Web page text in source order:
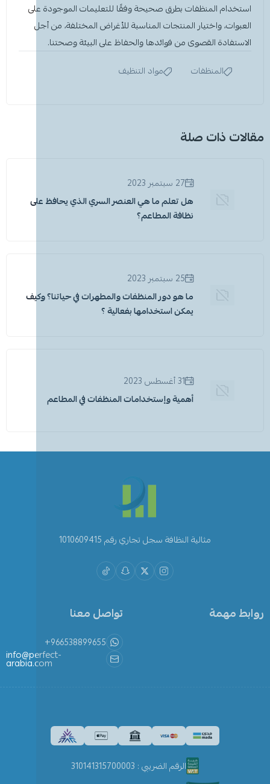
استخدام المنظفات بطرق صحيحة وفقًا للتعليمات الموجودة على
العبوات، واختيار المنتجات المناسبة للأغراض المختلفة، من أجل
الاستفادة القصوى من فوائدها والحفاظ على البيئة وصحتنا.
المنظفات
مواد التنظيف
مقالات ذات صلة
27 سبتمبر 2023
هل تعلم ما هي العنصر السري الذي يحافظ على
نظافة المطاعم؟
25 سبتمبر 2023
ما هو دور المنظفات والمطهرات في حياتنا؟ وكيف
يمكن استخدامها بفعالية ؟
31 أغسطس 2023
أهمية وإستخدامات المنظفات في المطاعم
مثالية النظافة سجل تجاري رقم 1010609415
روابط مهمة تواصل معنا
+966538899655
info@perfect-
arabia.com
الرقم الضريبي : 310141315700003